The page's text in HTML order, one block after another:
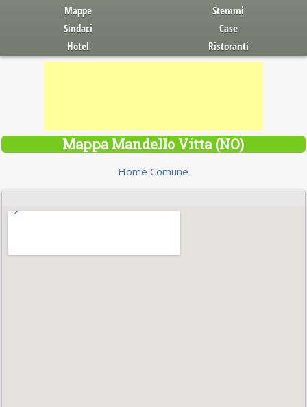
Mappe
Stemmi
Sindaci
Case
Hotel
Ristoranti
Mappa Mandello Vitta (NO)
Home Comune